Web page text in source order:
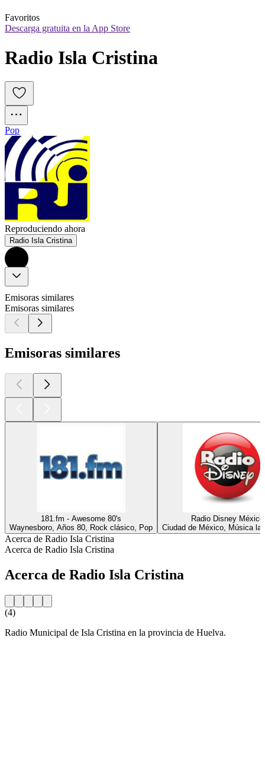
Favoritos
Descarga gratuita en la App Store
Radio Isla Cristina
Pop
Reproduciendo ahora
Radio Isla Cristina
Emisoras similares
Emisoras similares
Emisoras similares
181.fm - Awesome 80's
Waynesboro, Años 80, Rock clásico, Pop
Radio Disney México
Ciudad de México, Música
Acerca de Radio Isla Cristina
Acerca de Radio Isla Cristina
Acerca de Radio Isla Cristina
(4)
Radio Municipal de Isla Cristina en la provincia de Huelva.